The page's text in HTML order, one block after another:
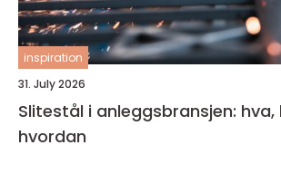
inspiration
31. July 2026
Slitestål i anleggsbransjen:
hvordan